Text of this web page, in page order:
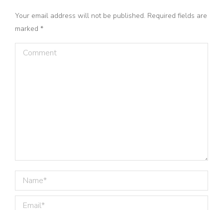
Your email address will not be published. Required fields are
marked *
Comment
Name *
Email *